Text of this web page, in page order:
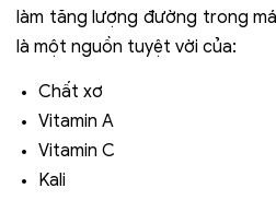
làm tăng lượng đường trong
là một nguồn tuyệt vời của:
Chất xơ
Vitamin A
Vitamin C
Kali